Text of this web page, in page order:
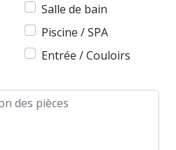
Salle de bain
Piscine / SPA
Entrée / Couloirs